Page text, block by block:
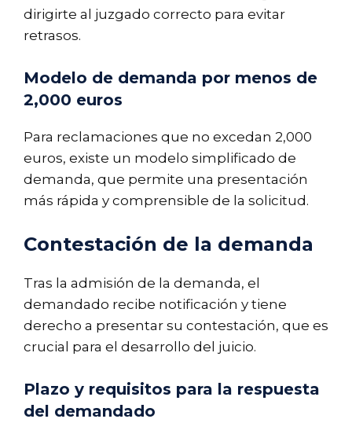
dirigirte al juzgado correcto para evitar
retrasos.
Modelo de demanda por menos de
2,000 euros
Para reclamaciones que no excedan 2,000
euros, existe un modelo simplificado de
demanda, que permite una presentación
más rápida y comprensible de la solicitud.
Contestación de la demanda
Tras la admisión de la demanda, el
demandado recibe notificación y tiene
derecho a presentar su contestación, que es
crucial para el desarrollo del juicio.
Plazo y requisitos para la respuesta
del demandado